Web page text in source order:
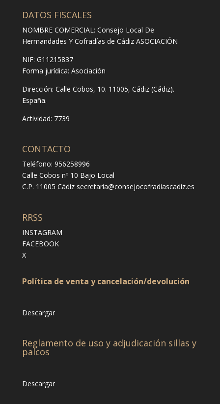
DATOS FISCALES
NOMBRE COMERCIAL: Consejo Local De
Hermandades Y Cofradías de Cádiz ASOCIACIÓN
NIF: G11215837
Forma jurídica: Asociación
Dirección: Calle Cobos, 10. 11005, Cádiz (Cádiz).
España.
Actividad: 7739
CONTACTO
Teléfono: 956258996
Calle Cobos nº 10 Bajo Local
C.P. 11005 Cádiz secretaria@consejocofradiascadiz.es
RRSS
INSTAGRAM
FACEBOOK
X
Política de venta y cancelación/devolución
Descargar
Reglamento de uso y adjudicación sillas y
palcos
Descargar